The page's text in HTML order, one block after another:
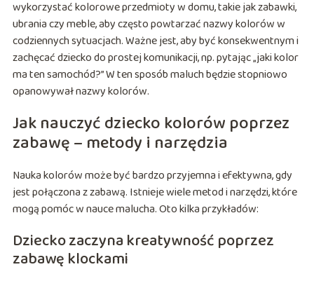
wykorzystać kolorowe przedmioty w domu, takie jak zabawki,
ubrania czy meble, aby często powtarzać nazwy kolorów w
codziennych sytuacjach. Ważne jest, aby być konsekwentnym i
zachęcać dziecko do prostej komunikacji, np. pytając „jaki kolor
ma ten samochód?” W ten sposób maluch będzie stopniowo
opanowywał nazwy kolorów.
Jak nauczyć dziecko kolorów poprzez
zabawę – metody i narzędzia
Nauka kolorów może być bardzo przyjemna i efektywna, gdy
jest połączona z zabawą. Istnieje wiele metod i narzędzi, które
mogą pomóc w nauce malucha. Oto kilka przykładów:
Dziecko zaczyna kreatywność poprzez
zabawę klockami